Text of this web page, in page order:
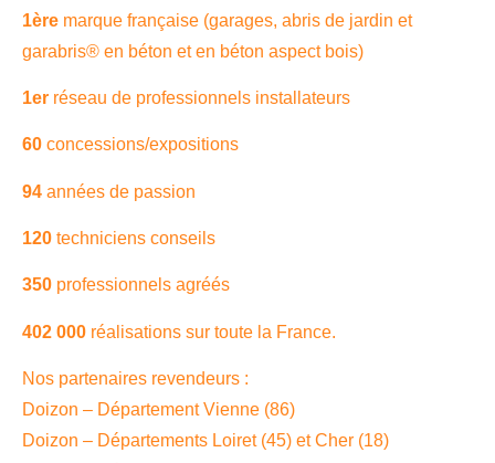
1ère marque française (garages, abris de jardin et
garabris®️ en béton et en béton aspect bois)
1er réseau de professionnels installateurs
60 concessions/expositions
94 années de passion
120 techniciens conseils
350 professionnels agréés
402 000 réalisations sur toute la France.
Nos partenaires revendeurs :
Doizon – Département Vienne (86)
Doizon – Départements Loiret (45) et Cher (18)